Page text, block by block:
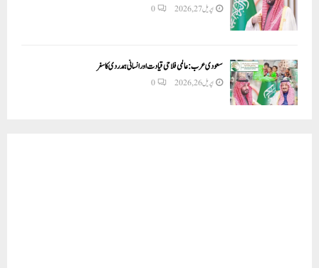
اپریل 27, 2026 0
سعودی عرب: عالمی فلاحی قیادت اور انسانی ہمدردی کا سفر
اپریل 26, 2026 0